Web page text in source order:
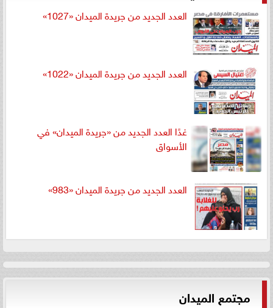
العدد الجديد من جريدة الميدان «1027»
العدد الجديد من جريدة الميدان «1022»
غدًا العدد الجديد من «جريدة الميدان» في
الأسواق
العدد الجديد من جريدة الميدان «983»
مجتمع الميدان